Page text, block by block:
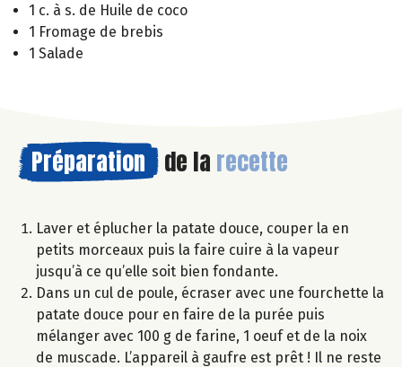
1 c. à s. de Huile de coco
1 Fromage de brebis
1 Salade
Préparation de la recette
Laver et éplucher la patate douce, couper la en
petits morceaux puis la faire cuire à la vapeur
jusqu’à ce qu’elle soit bien fondante.
Dans un cul de poule, écraser avec une fourchette la
patate douce pour en faire de la purée puis
mélanger avec 100 g de farine, 1 oeuf et de la noix
de muscade. L’appareil à gaufre est prêt ! Il ne reste